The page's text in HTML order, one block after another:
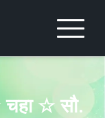
चहा ☆ सौ.